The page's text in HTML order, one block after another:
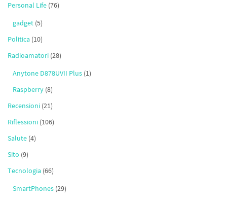
Personal Life (76)
gadget (5)
Politica (10)
Radioamatori (28)
Anytone D878UVII Plus (1)
Raspberry (8)
Recensioni (21)
Riflessioni (106)
Salute (4)
Sito (9)
Tecnologia (66)
SmartPhones (29)